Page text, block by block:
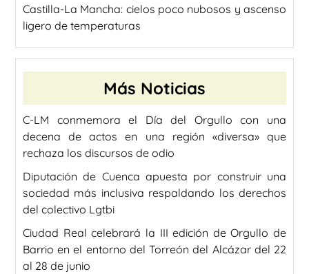
Castilla-La Mancha: cielos poco nubosos y ascenso
ligero de temperaturas
Más Noticias
C-LM conmemora el Día del Orgullo con una
decena de actos en una región «diversa» que
rechaza los discursos de odio
Diputación de Cuenca apuesta por construir una
sociedad más inclusiva respaldando los derechos
del colectivo Lgtbi
Ciudad Real celebrará la III edición de Orgullo de
Barrio en el entorno del Torreón del Alcázar del 22
al 28 de junio